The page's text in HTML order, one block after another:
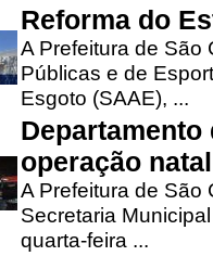
Reforma do
A Prefeitura de São
Públicas e de
Esgoto (SAAE), ...
operação
A Prefeitura de São
Secretaria
quarta-feira ...